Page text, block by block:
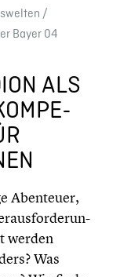
/
Bayer 04
ALS L
Abenteuer,
werden
Was